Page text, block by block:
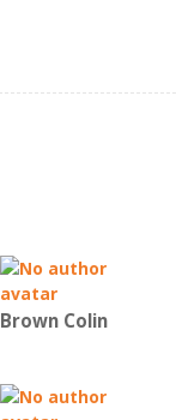
Brown Colin